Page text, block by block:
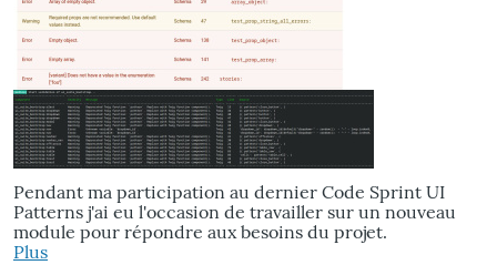
Pendant ma participation au dernier Code Sprint UI
Patterns j'ai eu l'occasion de travailler sur un nouveau
module pour répondre aux besoins du projet.
Plus